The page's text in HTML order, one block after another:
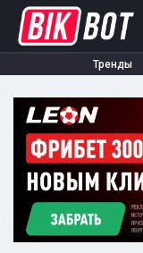
Тренды